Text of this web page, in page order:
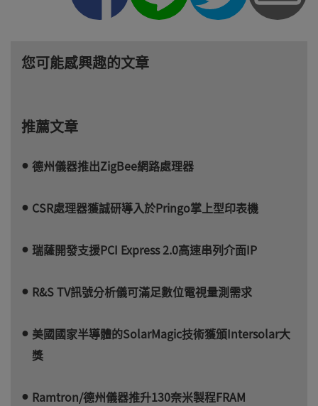
您可能感興趣的文章
推薦文章
德州儀器推出ZigBee網路處理器
CSR處理器獲誠研導入於Pringo掌上型印表機
瑞薩開發支援PCI Express 2.0高速串列介面IP
R&S TV訊號分析儀可滿足數位電視量測需求
美國國家半導體的SolarMagic技術獲頒Intersolar大
獎
Ramtron/德州儀器推升130奈米製程FRAM